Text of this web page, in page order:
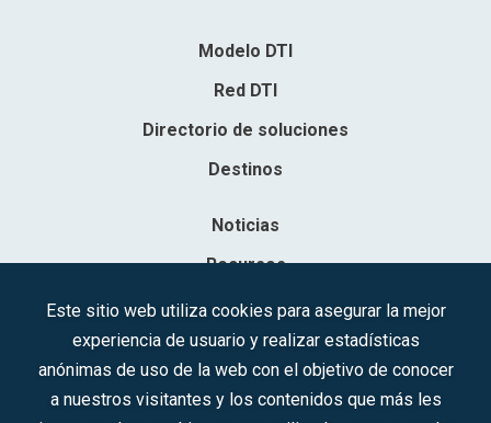
Modelo DTI
Red DTI
Directorio de soluciones
Destinos
Noticias
Recursos
Contacto
Sociedad Mercantil Estatal para la Gestión de la Innovación y las
Este sitio web utiliza cookies para asegurar la mejor
experiencia de usuario y realizar estadísticas
anónimas de uso de la web con el objetivo de conocer
a nuestros visitantes y los contenidos que más les